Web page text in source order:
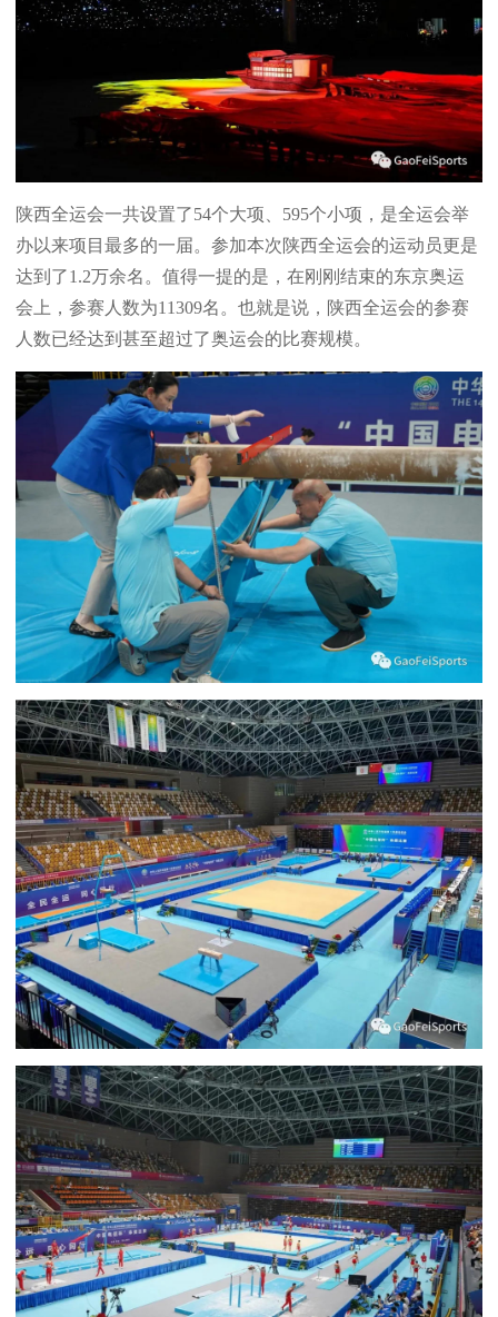
陕西全运会一共设置了54个大项、595个小项，是全运会举
办以来项目最多的一届。参加本次陕西全运会的运动员更是
达到了1.2万余名。值得一提的是，在刚刚结束的东京奥运
会上，参赛人数为11309名。也就是说，陕西全运会的参赛
人数已经达到甚至超过了奥运会的比赛规模。